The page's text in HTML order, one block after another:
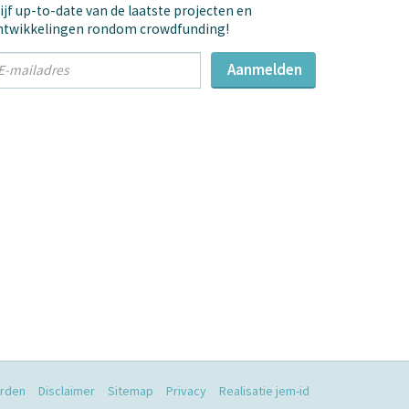
up-to-date van de laatste projecten en
rondom crowdfunding!
Aanmelden
Disclaimer Sitemap Privacy Realisatie jem-id